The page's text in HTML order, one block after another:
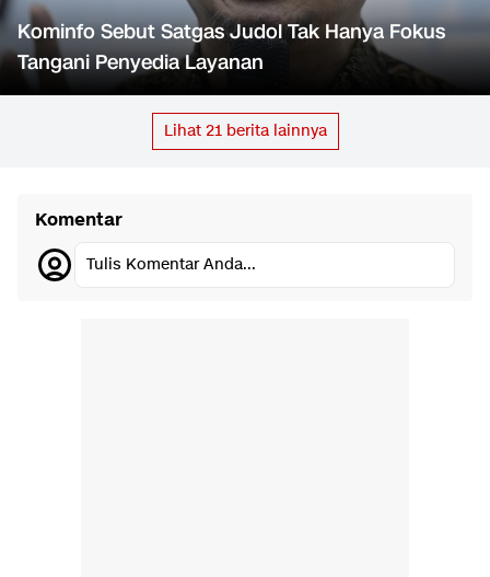
Kominfo Sebut Satgas Judol Tak Hanya Fokus
Tangani Penyedia Layanan
Lihat 21berita lainnya
Komentar
Tulis Komentar Anda...